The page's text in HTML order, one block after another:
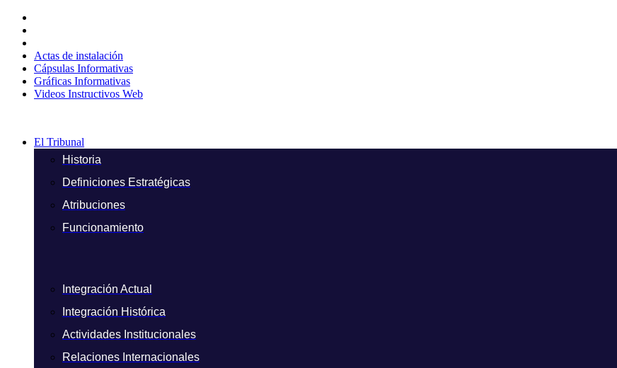
contenido
Actas de instalación
Cápsulas Informativas
Gráficas Informativas
Videos Instructivos Web
El Tribunal
Historia
Definiciones Estratégicas
Atribuciones
Funcionamiento
Integración Actual
Integración Histórica
Actividades Institucionales
Relaciones Internacionales